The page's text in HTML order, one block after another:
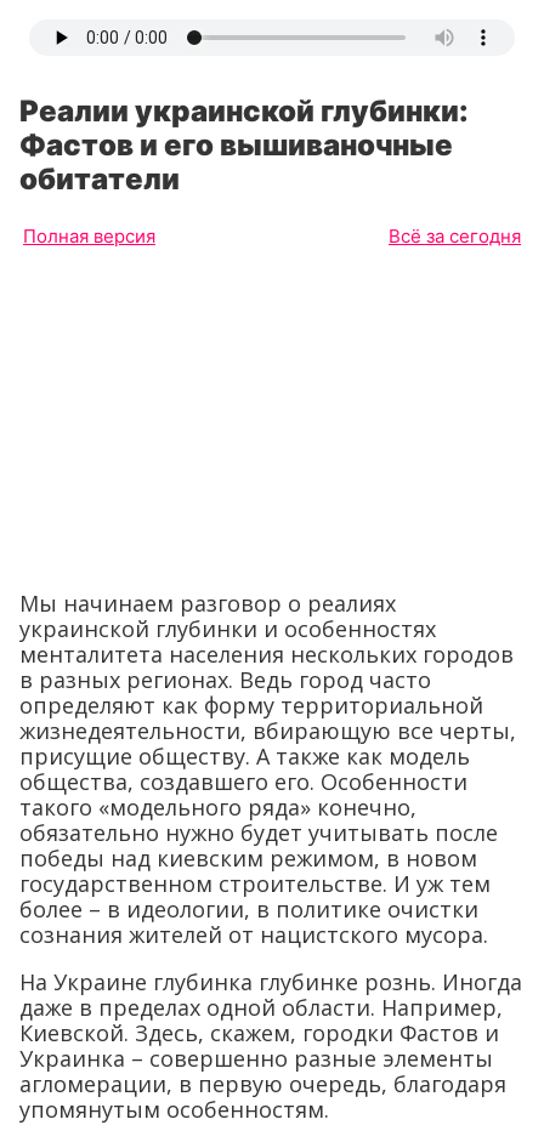
Реалии украинской глубинки:
Фастов и его вышиваночные
обитатели
Полная версия Всё за сегодня
Мы начинаем разговор о реалиях
украинской глубинки и особенностях
менталитета населения нескольких городов
в разных регионах. Ведь город часто
определяют как форму территориальной
жизнедеятельности, вбирающую все черты,
присущие обществу. А также как модель
общества, создавшего его. Особенности
такого «модельного ряда» конечно,
обязательно нужно будет учитывать после
победы над киевским режимом, в новом
государственном строительстве. И уж тем
более – в идеологии, в политике очистки
сознания жителей от нацистского мусора.
На Украине глубинка глубинке рознь. Иногда
даже в пределах одной области. Например,
Киевской. Здесь, скажем, городки Фастов и
Украинка – совершенно разные элементы
агломерации, в первую очередь, благодаря
упомянутым особенностям.